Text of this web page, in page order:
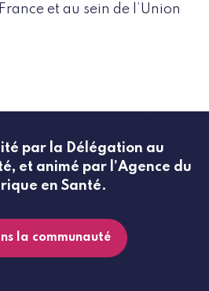
et au sein de l’Union
par la Délégation au
et animé par l’Agence du
en Santé.
la communauté